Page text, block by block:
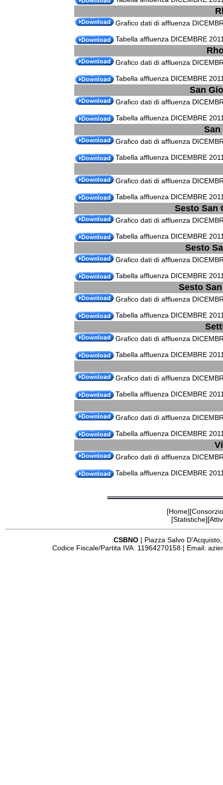
Grafico dati di affluenza
Tabella affluenza DICEMBRE
Grafico dati di affluenza
Tabella affluenza DICEMBRE
San
Grafico dati di affluenza
Tabella affluenza DICEMBRE
San
Grafico dati di affluenza
Tabella affluenza DICEMBRE
Grafico dati di affluenza
Tabella affluenza DICEMBRE
Sesto San
Grafico dati di affluenza
Tabella affluenza DICEMBRE
Sesto
Grafico dati di affluenza
Tabella affluenza DICEMBRE
Sesto
Grafico dati di affluenza
Tabella affluenza DICEMBRE
Grafico dati di affluenza
Tabella affluenza DICEMBRE
Grafico dati di affluenza
Tabella affluenza DICEMBRE
Grafico dati di affluenza
Tabella affluenza DICEMBRE
Grafico dati di affluenza
Tabella affluenza DICEMBRE
[Home][Consorzio
[Statistiche][
CSBNO | Piazza Salvo
Codice Fiscale/Partita IVA: 11964270158 | Email: